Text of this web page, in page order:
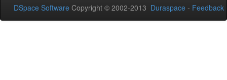
DSpace Software Copyright © 2002-2013 Duraspace - Feedback